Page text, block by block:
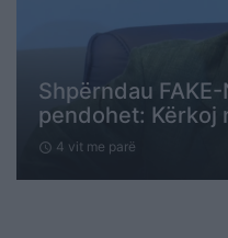
Shpërndau FAKE-
pendohet: Kërkoj
schedule 4 vit me parë